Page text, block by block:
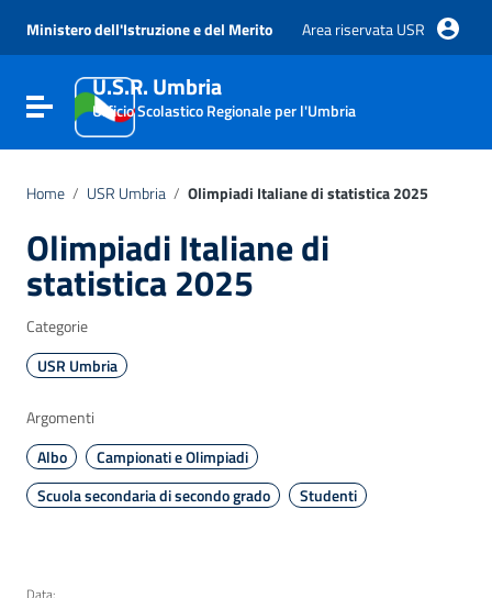
Vai al menu di navigazione
Vai al footer
Ministero dell'Istruzione e del Merito Area riservata USR
Attiva / disattiva la navigazione
U.S.R. Umbria
Ufficio Scolastico Regionale per l'Umbria
Home / USR Umbria / Olimpiadi Italiane di statistica 2025
Olimpiadi Italiane di
statistica 2025
Categorie
USR Umbria
Argomenti
Albo
Campionati e Olimpiadi
Scuola secondaria di secondo grado
Studenti